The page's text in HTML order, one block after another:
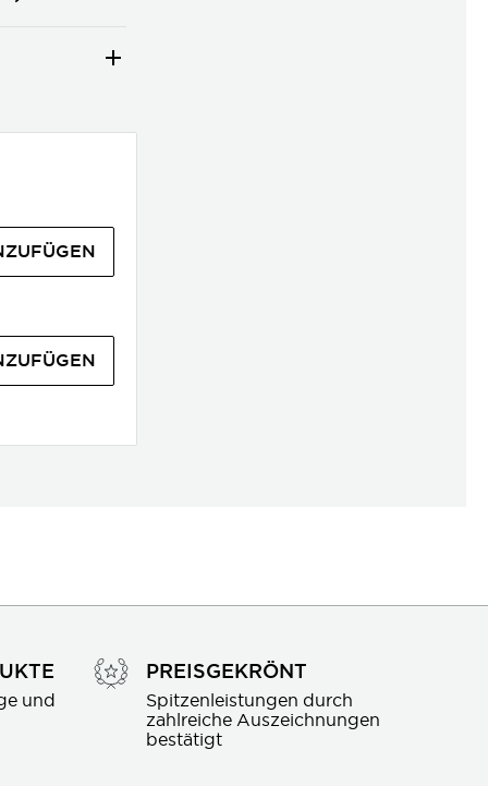
und
PREISGEKRÖNT
Spitzenleistungen durch
zahlreiche Auszeichnungen
bestätigt